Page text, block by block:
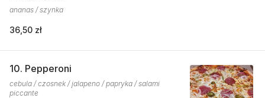
ananas / szynka
36,50 zł
10. Pepperoni
cebula / czosnek / jalapeno / papryka / salami
piccante